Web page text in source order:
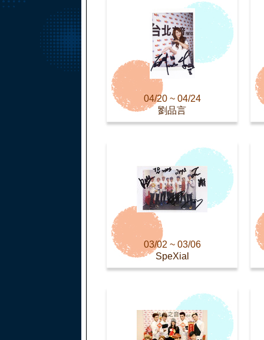
04/20 ~ 04/24
劉品言
03/02 ~ 03/06
SpeXial